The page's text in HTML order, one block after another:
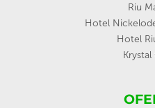
Riu
Hotel
Hotel